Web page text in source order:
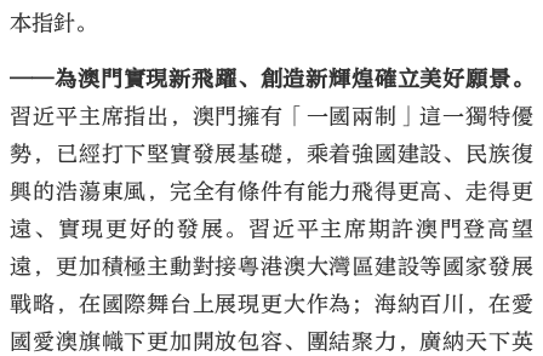
本指針。
——為澳門實現新飛躍、創造新輝煌確立美好願景。
習近平主席指出，澳門擁有「一國兩制」這一獨特優
勢，已經打下堅實發展基礎，乘着強國建設、民族復
興的浩蕩東風，完全有條件有能力飛得更高、走得更
遠、實現更好的發展。習近平主席期許澳門登高望
遠，更加積極主動對接粵港澳大灣區建設等國家發展
戰略，在國際舞台上展現更大作為；海納百川，在愛
國愛澳旗幟下更加開放包容、團結聚力，廣納天下英